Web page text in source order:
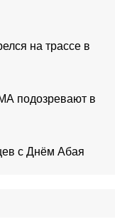
на трассе в
подозревают в
с Днём Абая